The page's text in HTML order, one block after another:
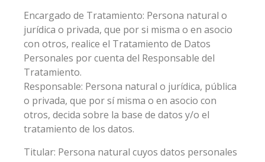
Encargado de Tratamiento: Persona natural o
jurídica o privada, que por si misma o en asocio
con otros, realice el Tratamiento de Datos
Personales por cuenta del Responsable del
Tratamiento.
Responsable: Persona natural o jurídica, pública
o privada, que por sí misma o en asocio con
otros, decida sobre la base de datos y/o el
tratamiento de los datos.
Titular: Persona natural cuyos datos personales